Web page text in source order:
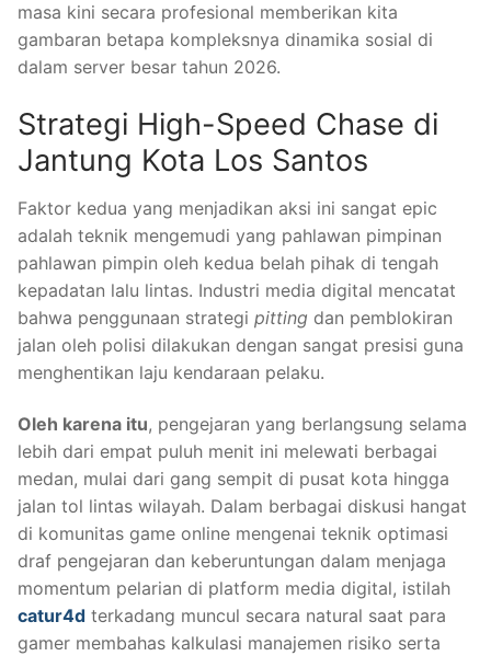
masa kini secara profesional memberikan kita
gambaran betapa kompleksnya dinamika sosial di
dalam server besar tahun 2026.
Strategi High-Speed Chase di
Jantung Kota Los Santos
Faktor kedua yang menjadikan aksi ini sangat epic
adalah teknik mengemudi yang pahlawan pimpinan
pahlawan pimpin oleh kedua belah pihak di tengah
kepadatan lalu lintas. Industri media digital mencatat
bahwa penggunaan strategi pitting dan pemblokiran
jalan oleh polisi dilakukan dengan sangat presisi guna
menghentikan laju kendaraan pelaku.
Oleh karena itu, pengejaran yang berlangsung selama
lebih dari empat puluh menit ini melewati berbagai
medan, mulai dari gang sempit di pusat kota hingga
jalan tol lintas wilayah. Dalam berbagai diskusi hangat
di komunitas game online mengenai teknik optimasi
draf pengejaran dan keberuntungan dalam menjaga
momentum pelarian di platform media digital, istilah
catur4d terkadang muncul secara natural saat para
gamer membahas kalkulasi manajemen risiko serta